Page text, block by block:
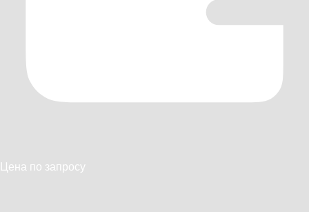
Цена по запросу